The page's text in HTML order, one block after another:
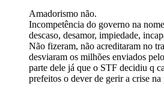
Amadorismo não.
Incompetência do governo na
descaso, desamor, impiedade,
Não fizeram, não acreditaram no
desviaram os milhões enviados
parte dele já que o STF decidiu q
prefeitos o dever de gerir a crise na